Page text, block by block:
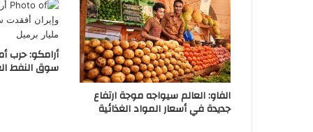
الفاو: العالم سيواجه موجة ارتفاع
جديدة في أسعار المواد الغذائية
أرامكو: حرب
سوق النفط العالمية